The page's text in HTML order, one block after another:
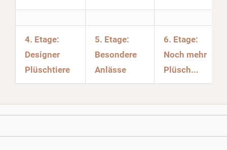
4. Etage:
Designer
Plüschtiere
5. Etage:
Besondere
Anlässe
6. Etage:
Noch mehr
Plüsch...